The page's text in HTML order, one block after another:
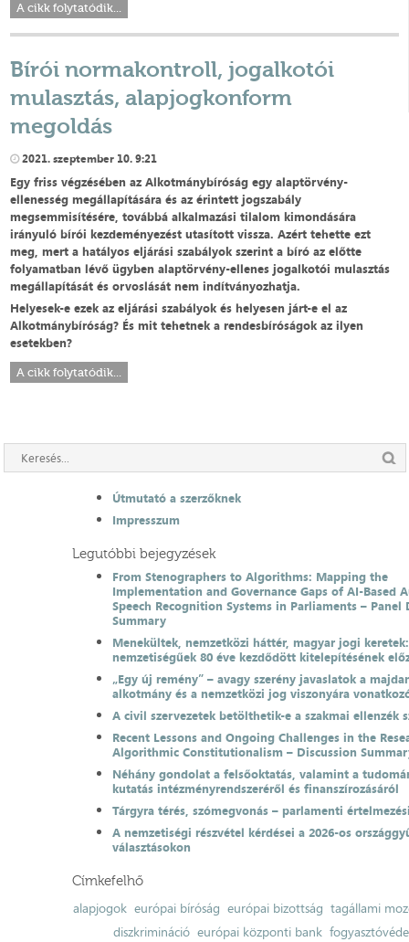
A cikk folytatódik...
Bírói normakontroll, jogalkotói
mulasztás, alapjogkonform
megoldás
2021. szeptember 10. 9:21
Egy friss végzésében az Alkotmánybíróság egy alaptörvény-
ellenesség megállapítására és az érintett jogszabály
megsemmisítésére, továbbá alkalmazási tilalom kimondására
irányuló bírói kezdeményezést utasított vissza. Azért tehette ezt
meg, mert a hatályos eljárási szabályok szerint a bíró az előtte
folyamatban lévő ügyben alaptörvény-ellenes jogalkotói mulasztás
megállapítását és orvoslását nem indítványozhatja.
Helyesek-e ezek az eljárási szabályok és helyesen járt-e el az
Alkotmánybíróság? És mit tehetnek a rendesbíróságok az ilyen
esetekben?
A cikk folytatódik...
Útmutató a szerzőknek
Impresszum
Legutóbbi bejegyzések
From Stenographers to Algorithms: Mapping the
Implementation and Governance Gaps of AI-Based
Speech Recognition Systems in Parliaments – Panel
Summary
Menekültek, nemzetközi háttér, magyar jogi
nemzetiségűek 80 éve kezdődött kitelepítésének
„Egy új remény” – avagy szerény javaslatok a
alkotmány és a nemzetközi jog viszonyára
A civil szervezetek betölthetik-e a szakmai ellenzék
Recent Lessons and Ongoing Challenges in the
Algorithmic Constitutionalism – Discussion
Néhány gondolat a felsőoktatás, valamint a
kutatás intézményrendszeréről és finanszírozásáról
Tárgyra térés, szómegvonás – parlamenti
A nemzetiségi részvétel kérdései a 2026-os
választásokon
Címkefelhő
alapjogok európai bíróság európai bizottság tagállami
diszkrimináció európai központi bank